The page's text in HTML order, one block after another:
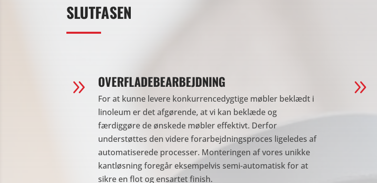
SLUTFASEN
9 OVERFLADEBEARBEJDNING
For at kunne levere konkurrencedygtige møbler beklædt i
linoleum er det afgørende, at vi kan beklæde og
færdiggøre de ønskede møbler effektivt. Derfor
understøttes den videre forarbejdningsproces ligeledes af
automatiserede processer. Monteringen af vores unikke
kantløsning foregår eksempelvis semi-automatisk for at
sikre en flot og ensartet finish.
9